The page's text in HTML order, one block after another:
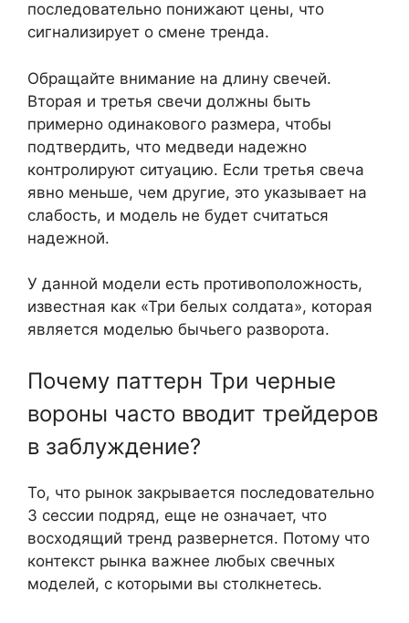
последовательно понижают цены, что
сигнализирует о смене тренда.
Обращайте внимание на длину свечей.
Вторая и третья свечи должны быть
примерно одинакового размера, чтобы
подтвердить, что медведи надежно
контролируют ситуацию. Если третья свеча
явно меньше, чем другие, это указывает на
слабость, и модель не будет считаться
надежной.
У данной модели есть противоположность,
известная как «Три белых солдата», которая
является моделью бычьего разворота.
Почему паттерн Три черные
вороны часто вводит трейдеров
в заблуждение?
То, что рынок закрывается последовательно
3 сессии подряд, еще не означает, что
восходящий тренд развернется. Потому что
контекст рынка важнее любых свечных
моделей, с которыми вы столкнетесь.